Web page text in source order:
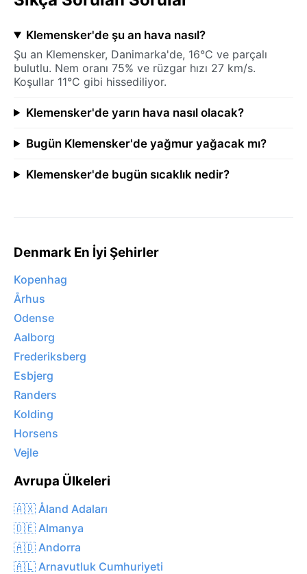
Klemensker'de şu an hava nasıl?
Şu an Klemensker, Danimarka'de, 16°C ve parçalı
bulutlu. Nem oranı 75% ve rüzgar hızı 27 km/s.
Koşullar 11°C gibi hissediliyor.
Klemensker'de yarın hava nasıl olacak?
Bugün Klemensker'de yağmur yağacak mı?
Klemensker'de bugün sıcaklık nedir?
Denmark En İyi Şehirler
Kopenhag
Århus
Odense
Aalborg
Frederiksberg
Esbjerg
Randers
Kolding
Horsens
Vejle
Avrupa Ülkeleri
🇦🇽 Åland Adaları
🇩🇪 Almanya
🇦🇩 Andorra
🇦🇱 Arnavutluk Cumhuriyeti